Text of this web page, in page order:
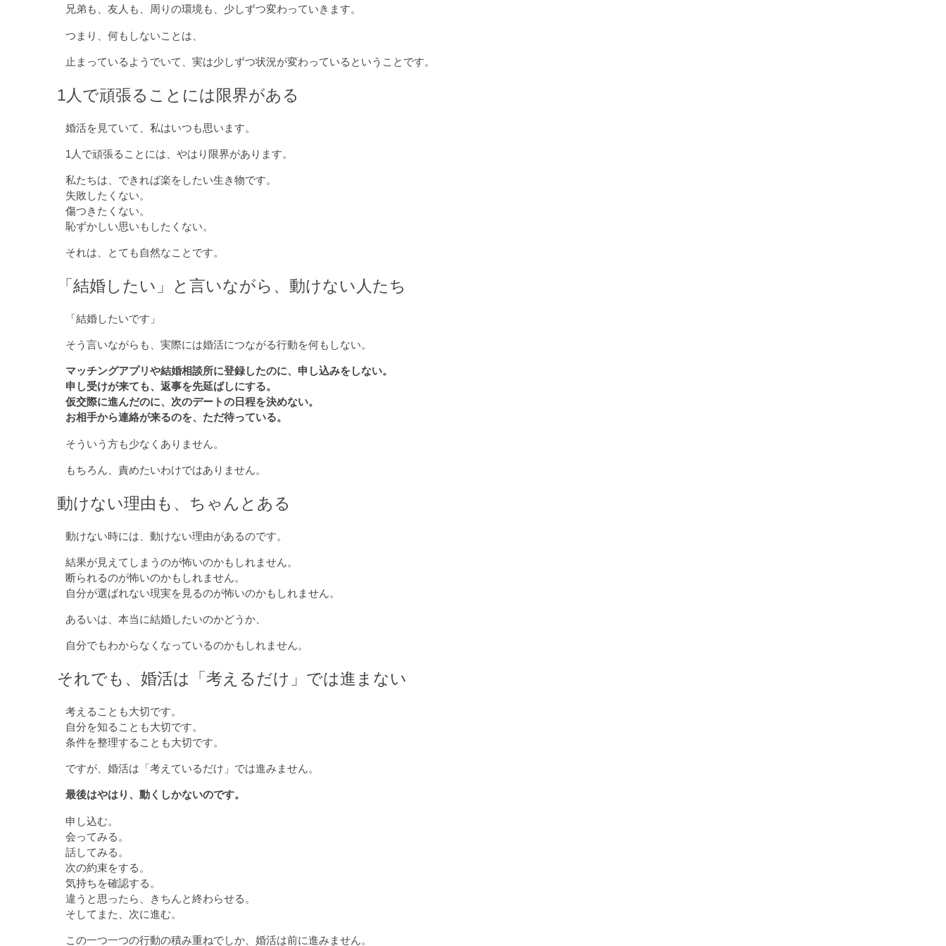
兄弟も、友人も、周りの環境も、少しずつ変わっていきます。
つまり、何もしないことは、
止まっているようでいて、実は少しずつ状況が変わっているということです。
1人で頑張ることには限界がある
婚活を見ていて、私はいつも思います。
1人で頑張ることには、やはり限界があります。
私たちは、できれば楽をしたい生き物です。
失敗したくない。
傷つきたくない。
恥ずかしい思いもしたくない。
それは、とても自然なことです。
「結婚したい」と言いながら、動けない人たち
「結婚したいです」
そう言いながらも、実際には婚活につながる行動を何もしない。
マッチングアプリや結婚相談所に登録したのに、申し込みをしない。
申し受けが来ても、返事を先延ばしにする。
仮交際に進んだのに、次のデートの日程を決めない。
お相手から連絡が来るのを、ただ待っている。
そういう方も少なくありません。
もちろん、責めたいわけではありません。
動けない理由も、ちゃんとある
動けない時には、動けない理由があるのです。
結果が見えてしまうのが怖いのかもしれません。
断られるのが怖いのかもしれません。
自分が選ばれない現実を見るのが怖いのかもしれません。
あるいは、本当に結婚したいのかどうか、
自分でもわからなくなっているのかもしれません。
それでも、婚活は「考えるだけ」では進まない
考えることも大切です。
自分を知ることも大切です。
条件を整理することも大切です。
ですが、婚活は「考えているだけ」では進みません。
最後はやはり、動くしかないのです。
申し込む。
会ってみる。
話してみる。
次の約束をする。
気持ちを確認する。
違うと思ったら、きちんと終わらせる。
そしてまた、次に進む。
この一つ一つの行動の積み重ねでしか、婚活は前に進みません。